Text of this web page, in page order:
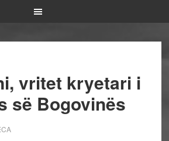
vritet kryetari i
së Bogovinës